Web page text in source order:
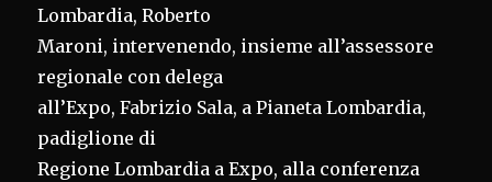
Lombardia, Roberto
Maroni, intervenendo, insieme all’assessore
regionale con delega
all’Expo, Fabrizio Sala, a Pianeta Lombardia,
padiglione di
Regione Lombardia a Expo, alla conferenza